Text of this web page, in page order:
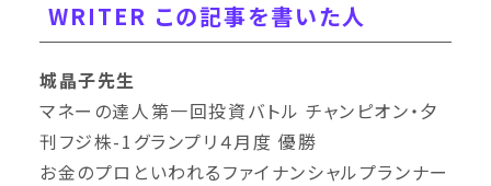
WRITER この記事を書いた人
城晶子先生
マネーの達人第一回投資バトル チャンピオン・夕
刊フジ株-1グランプリ４月度 優勝
お金のプロといわれるファイナンシャルプランナー